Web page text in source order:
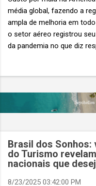
média global, fazendo a
ampla de melhoria em
o setor aéreo registrou
da pandemia no que diz
“Baggage IT Insights” de
desse importante estudo
custa ao setor US$ 6,3
extraviada acarreta um
lucro líquido médio de
Brasil dos Sonhos:
do Turismo
nacionais que
8/23/2025 03:42:00 PM